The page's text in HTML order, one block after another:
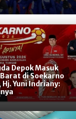
Depok Masuk
di Soekarno
Hj. Yuni Indriany: